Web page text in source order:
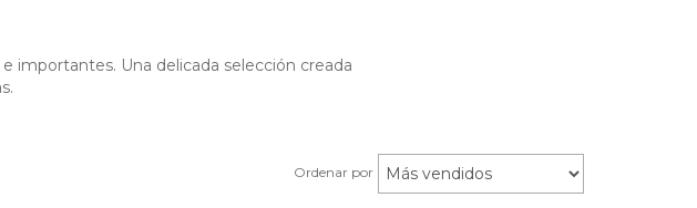
importantes. Una delicada selección creada
Ordenar por